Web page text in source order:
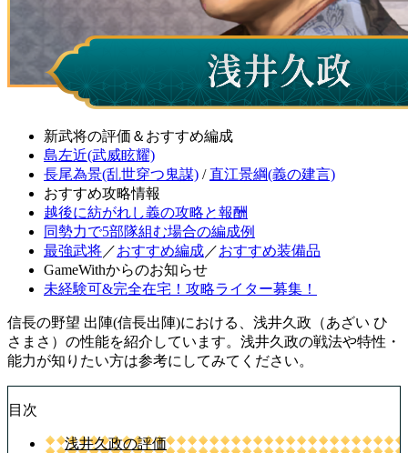
新武将の評価＆おすすめ編成
島左近(武威眩耀)
長尾為景(乱世穿つ鬼謀) /直江景綱(義の建言)
おすすめ攻略情報
越後に紡がれし義の攻略と報酬
同勢力で5部隊組む場合の編成例
最強武将／おすすめ編成／おすすめ装備品
GameWithからのお知らせ
未経験可&完全在宅！攻略ライター募集！
信長の野望 出陣(信長出陣)における、浅井久政（あざい ひ
さまさ）の性能を紹介しています。浅井久政の戦法や特性・
能力が知りたい方は参考にしてみてください。
目次
浅井久政の評価